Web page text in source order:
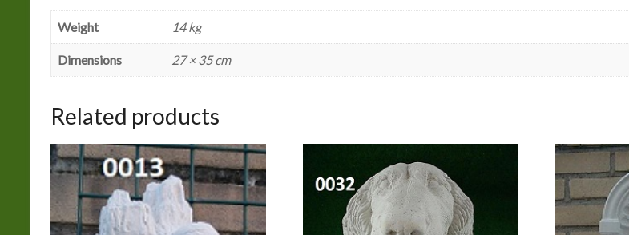
Weight 14 kg
Dimensions 27 × 35 cm
Related products